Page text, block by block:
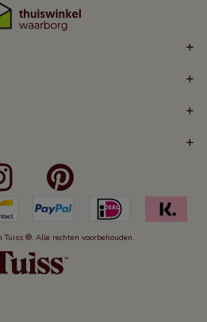
+
+
+
+
Tuiss ®. Alle rechten voorbehouden.